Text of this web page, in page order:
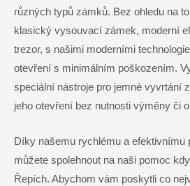
různých typů zámků. Bez ohledu na
klasický vysouvací zámek, moderní
trezor, s našimi moderními
otevření s minimálním poškozením.
speciální nástroje pro jemné vyvrtání
jeho otevření bez nutnosti výměny či
Díky našemu rychlému a efektivnímu
můžete spolehnout na naši pomoc
Řepích. Abychom vám poskytli co